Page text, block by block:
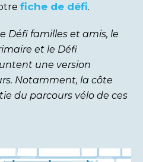
fiche de défi.
Défi familles et amis, le
et le Défi
une version
Notamment, la côte
du parcours vélo de ces